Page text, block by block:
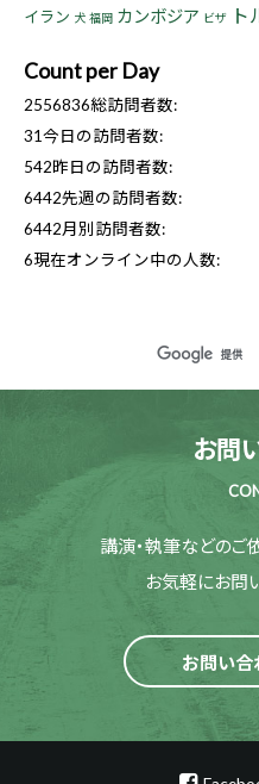
イラン 犬 福岡 カンボジア ビザ ト
Count per Day
2556836総訪問者数:
31今日の訪問者数:
542昨日の訪問者数:
6442先週の訪問者数:
6442月別訪問者数:
6現在オンライン中の人数:
お問
講演・執筆などのご
お気軽にお問
お問い合